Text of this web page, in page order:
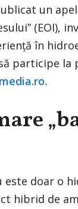
un
(EOI),
în
participe la
este doar o
hibrid de